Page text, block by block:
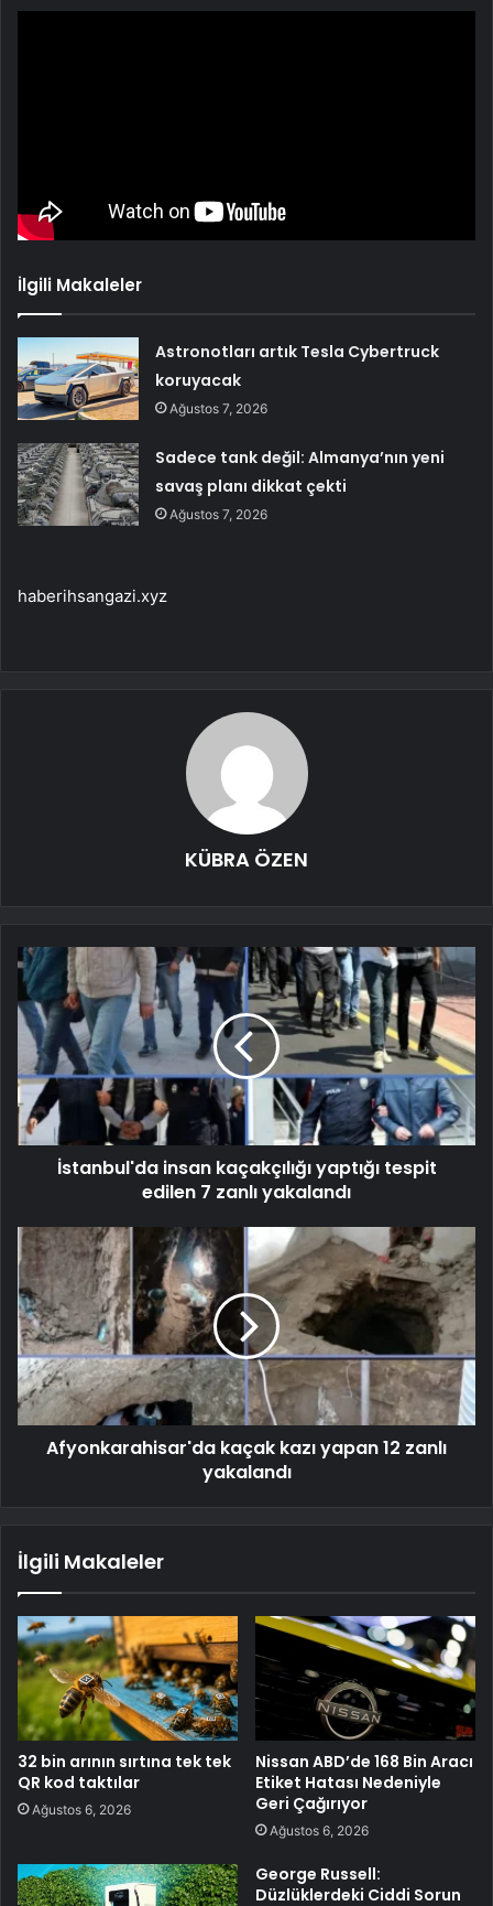
İlgili Makaleler
Astronotları artık Tesla Cybertruck
koruyacak
Ağustos 7, 2026
Sadece tank değil: Almanya’nın yeni
savaş planı dikkat çekti
Ağustos 7, 2026
haberihsangazi.xyz
KÜBRA ÖZEN
İstanbul'da insan kaçakçılığı yaptığı tespit
edilen 7 zanlı yakalandı
Afyonkarahisar'da kaçak kazı yapan 12 zanlı
yakalandı
İlgili Makaleler
32 bin arının sırtına tek tek
QR kod taktılar
Ağustos 6, 2026
Nissan ABD’de 168 Bin Aracı
Etiket Hatası Nedeniyle
Geri Çağırıyor
Ağustos 6, 2026
George Russell:
Düzlüklerdeki Ciddi Sorun